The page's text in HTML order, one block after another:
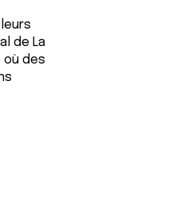
de La
où des